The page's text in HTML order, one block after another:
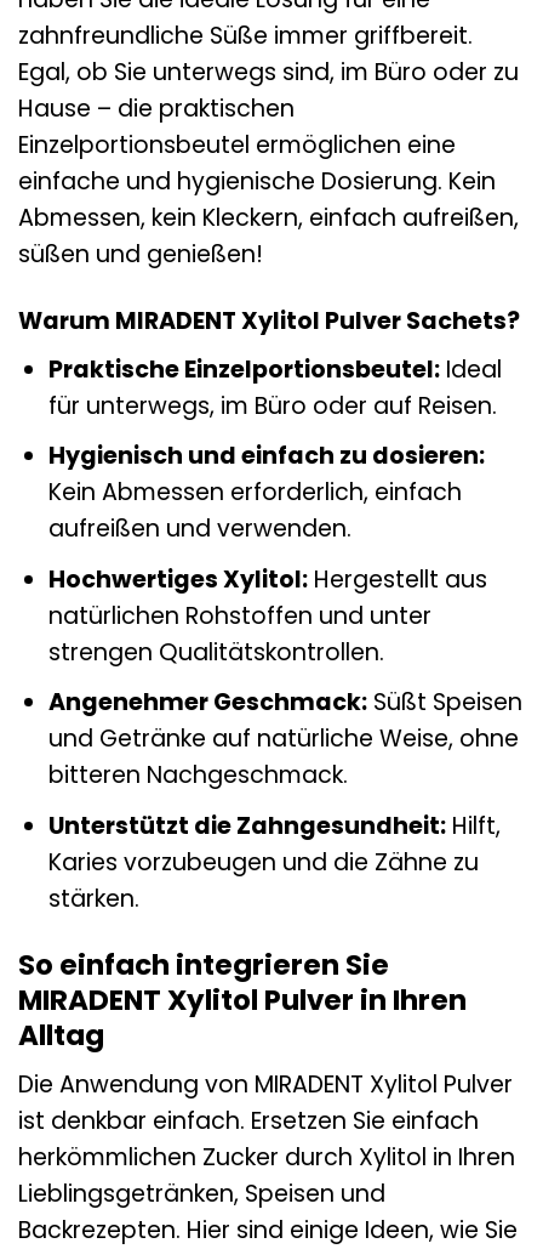
zahnfreundliche Süße immer griffbereit.
Egal, ob Sie unterwegs sind, im Büro oder zu
Hause – die praktischen
Einzelportionsbeutel ermöglichen eine
einfache und hygienische Dosierung. Kein
Abmessen, kein Kleckern, einfach aufreißen,
süßen und genießen!
Warum MIRADENT Xylitol Pulver Sachets?
Praktische Einzelportionsbeutel:Ideal
für unterwegs, im Büro oder auf Reisen.
Hygienisch und einfach zu dosieren:
Kein Abmessen erforderlich, einfach
aufreißen und verwenden.
Hochwertiges Xylitol:Hergestellt aus
natürlichen Rohstoffen und unter
strengen Qualitätskontrollen.
Angenehmer Geschmack:Süßt Speisen
und Getränke auf natürliche Weise, ohne
bitteren Nachgeschmack.
Unterstützt die Zahngesundheit:Hilft,
Karies vorzubeugen und die Zähne zu
stärken.
So einfach integrieren Sie
MIRADENT Xylitol Pulver in Ihren
Alltag
Die Anwendung von MIRADENT Xylitol Pulver
ist denkbar einfach. Ersetzen Sie einfach
herkömmlichen Zucker durch Xylitol in Ihren
Lieblingsgetränken, Speisen und
Backrezepten. Hier sind einige Ideen, wie Sie